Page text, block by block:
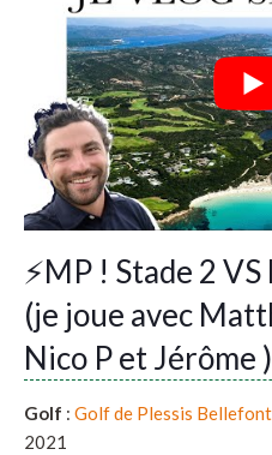
⚡️MP ! Stade 2
(je joue avec
Nico P et Jérôme
Golf : Golf de Plessis
2021